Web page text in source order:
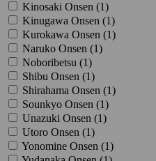
Kinosaki Onsen (1)
Kinugawa Onsen (1)
Kurokawa Onsen (1)
Naruko Onsen (1)
Noboribetsu (1)
Shibu Onsen (1)
Shirahama Onsen (1)
Sounkyo Onsen (1)
Unazuki Onsen (1)
Utoro Onsen (1)
Yonomine Onsen (1)